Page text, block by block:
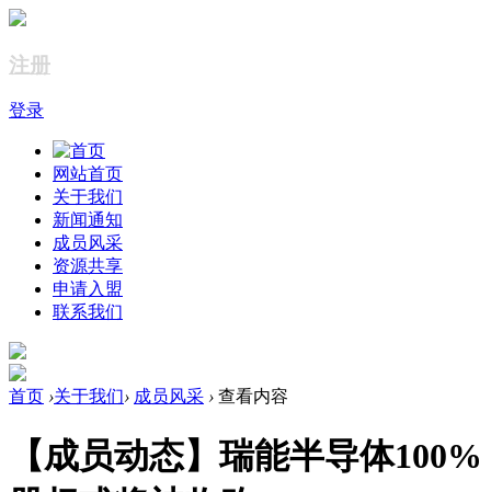
注册
登录
网站首页
关于我们
新闻通知
成员风采
资源共享
申请入盟
联系我们
首页 ›关于我们› 成员风采 › 查看内容
【成员动态】瑞能半导体100%